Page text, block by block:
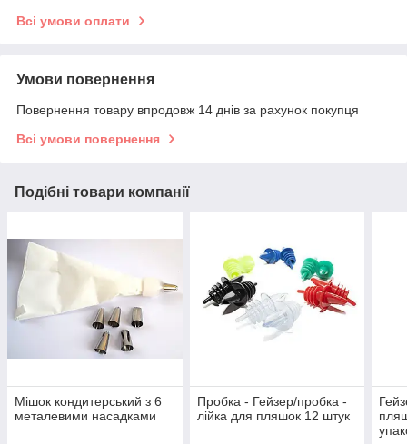
Всі умови оплати
Умови повернення
Повернення товару впродовж 14 днів за рахунок покупця
Всі умови повернення
Подібні товари компанії
Мішок кондитерський з 6
металевими насадками
Пробка - Гейзер/пробка -
лійка для пляшок 12 штук